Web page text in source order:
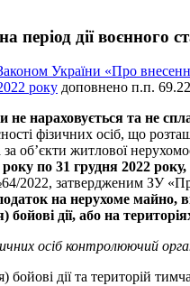
період дії воєнного
України «Про
року доповнено п.п.
не нараховується та не
фізичних осіб, що
об’єкти житлової
року по 31 грудня 2022
2022, затвердженим ЗУ
на нерухоме майно,
бойові дії, або на
осіб контролюючий
бойові дії та територій